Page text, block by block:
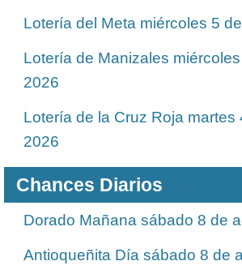
Lotería del Meta miércoles 5
Lotería de Manizales
2026
Lotería de la Cruz Roja martes
2026
Chances Diarios
Dorado Mañana sábado 8 de
Antioqueñita Día sábado 8 de